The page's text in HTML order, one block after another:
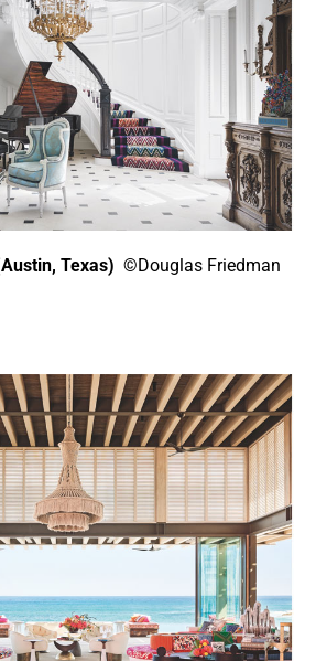
Texas) ©Douglas Friedman